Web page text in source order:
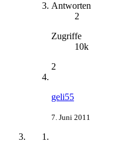
Antworten
2
Zugriffe
10k
2
geli55
7. Juni 2011